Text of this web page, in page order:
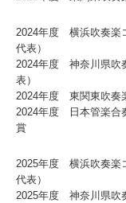
2024年度 横浜吹奏
代表）
2024年度 神奈川県吹
表）
2024年度 東関東吹
2024年度 日本管楽
賞
2025年度 横浜吹奏
代表）
2025年度 神奈川県吹